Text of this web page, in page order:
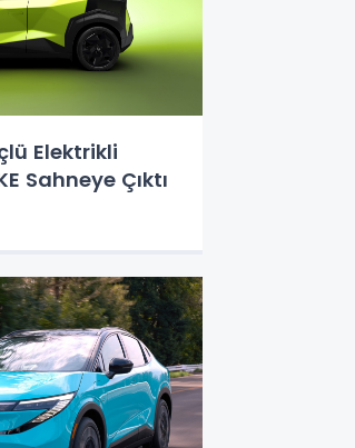
Elektrikli
JUKE Sahneye Çıktı